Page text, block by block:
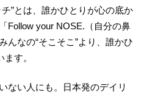
”とは、誰かひとりが心の底か
Follow your NOSE.（自分の鼻
んなの“そこそこ”より、誰かひ
す。
ない人にも。日本発のデイリ